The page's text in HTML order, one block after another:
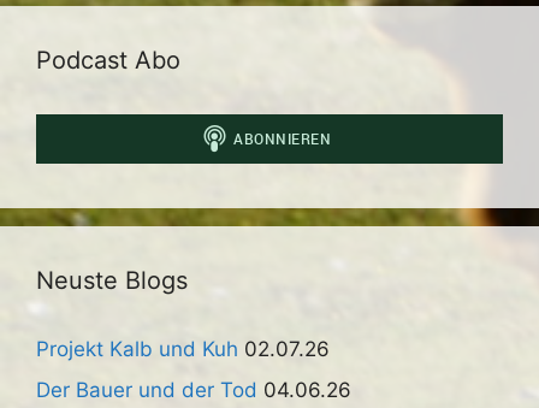
Podcast Abo
Neuste Blogs
Projekt Kalb und Kuh 02.07.26
Der Bauer und der Tod 04.06.26